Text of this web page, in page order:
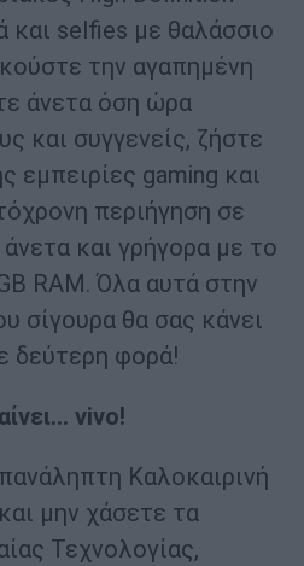
και selfies με θαλάσσιο
την αγαπημένη
άνετα όση ώρα
και συγγενείς, ζήστε
εμπειρίες gaming και
περιήγηση σε
και γρήγορα με το
RAM. Όλα αυτά στην
σίγουρα θα σας κάνει
δεύτερη φορά!
vivo!
Καλοκαιρινή
μην χάσετε τα
Τεχνολογίας,